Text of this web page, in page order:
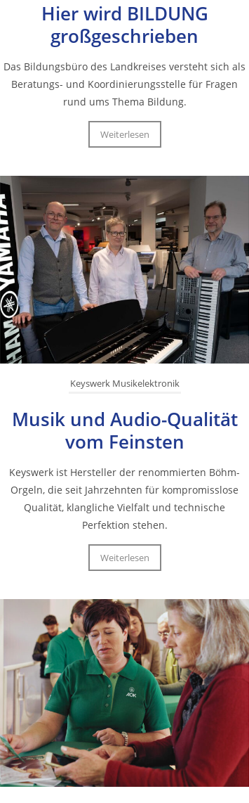
Hier wird BILDUNG
großgeschrieben
Das Bildungsbüro des Landkreises versteht sich als
Beratungs- und Koordinierungsstelle für Fragen
rund ums Thema Bildung.
Weiterlesen
Keyswerk Musikelektronik
Musik und Audio-Qualität
vom Feinsten
Keyswerk ist Hersteller der renommierten Böhm-
Orgeln, die seit Jahrzehnten für kompromisslose
Qualität, klangliche Vielfalt und technische
Perfektion stehen.
Weiterlesen